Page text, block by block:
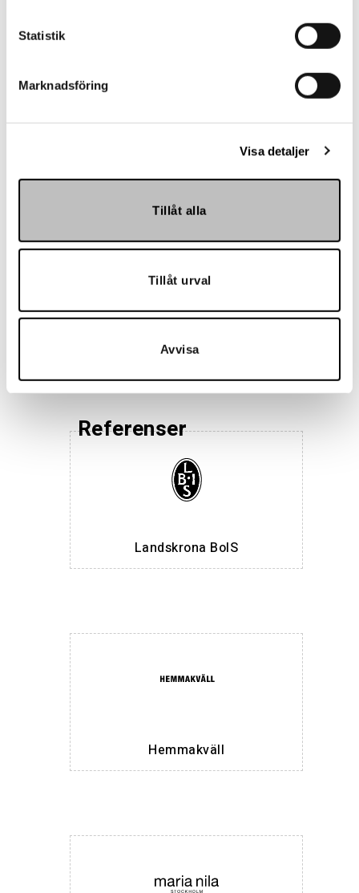
Statistik
Marknadsföring
Visa detaljer
Tillåt alla
Tillåt urval
Avvisa
Har du frågor eller behöver hjälp?
Vi finns här för dig!
Vår kundtjänst är tillgänglig Mån – Fre: 07:30 –
Kontakt
Referenser
Landskrona BoIS
Hemmakväll